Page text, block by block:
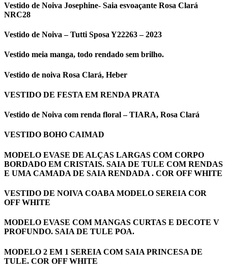
Vestido de Noiva Josephine- Saia esvoaçante Rosa Clará
NRC28
Vestido de Noiva – Tutti Sposa Y22263 – 2023
Vestido meia manga, todo rendado sem brilho.
Vestido de noiva Rosa Clará, Heber
VESTIDO DE FESTA EM RENDA PRATA
Vestido de Noiva com renda floral – TIARA, Rosa Clará
VESTIDO BOHO CAIMAD
MODELO EVASE DE ALÇAS LARGAS COM CORPO
BORDADO EM CRISTAIS. SAIA DE TULE COM RENDAS
E UMA CAMADA DE SAIA RENDADA . COR OFF WHITE
VESTIDO DE NOIVA COABA MODELO SEREIA COR
OFF WHITE
MODELO EVASE COM MANGAS CURTAS E DECOTE V
PROFUNDO. SAIA DE TULE POA.
MODELO 2 EM 1 SEREIA COM SAIA PRINCESA DE
TULE. COR OFF WHITE